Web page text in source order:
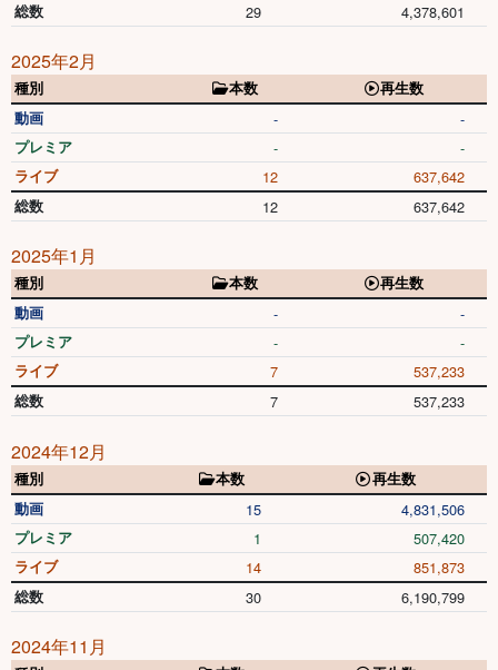
総数 29 4,378,601
2025年2月
種別 本数
再生数
動画
- -
プレミア - -
ライブ 12 637,642
総数 12 637,642
2025年1月
種別 本数
再生数
動画
- -
プレミア - -
ライブ 7 537,233
総数 7 537,233
2024年12月
種別 本数
再生数
動画
15 4,831,506
プレミア 1 507,420
ライブ 14 851,873
総数 30 6,190,799
2024年11月